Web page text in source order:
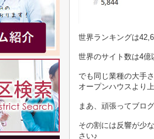
世界ランキングは
世界のサイト数は4億
でも同じ業種の大手
オープンハウスより
まあ、頑張ってブロ
その割には反響が少
さい♪